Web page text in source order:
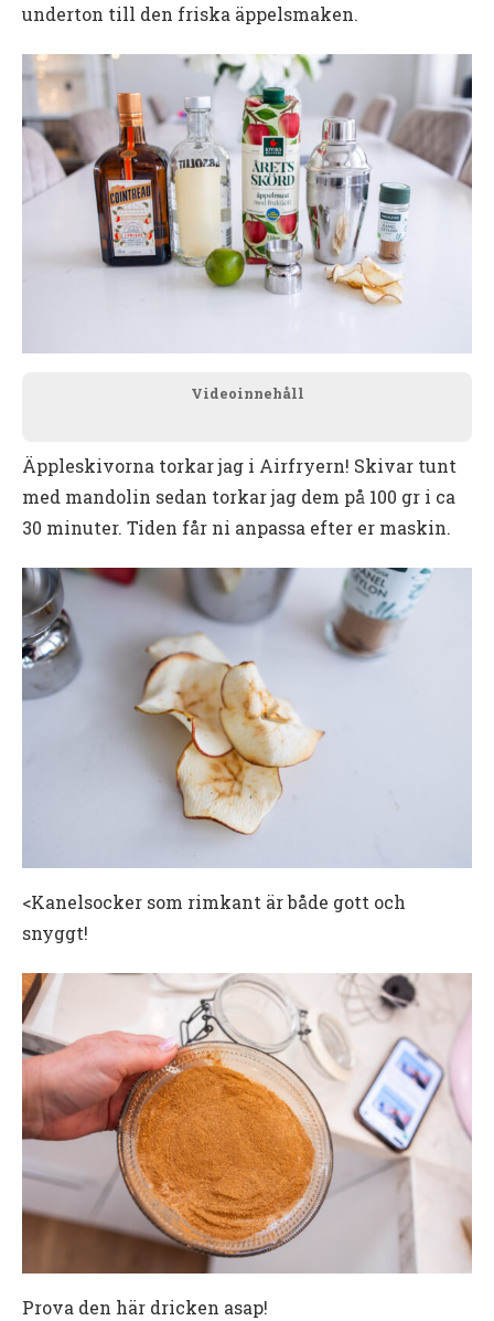
underton till den friska äppelsmaken.
Videoinnehåll
Äppleskivorna torkar jag i Airfryern! Skivar tunt
med mandolin sedan torkar jag dem på 100 gr i ca
30 minuter. Tiden får ni anpassa efter er maskin.
<Kanelsocker som rimkant är både gott och
snyggt!
Prova den här dricken asap!